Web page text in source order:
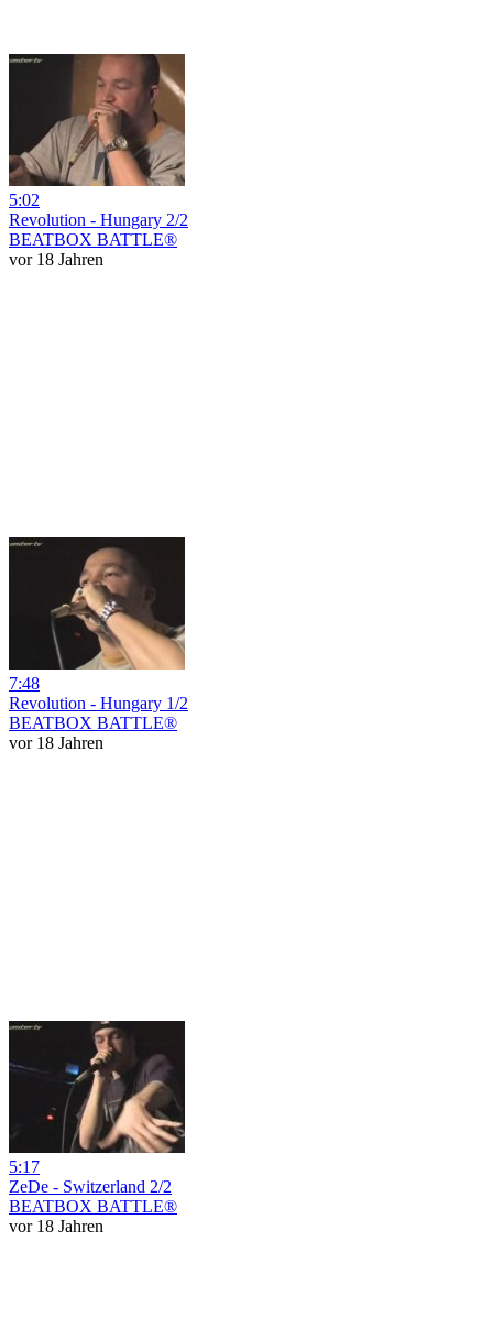
5:02
Revolution - Hungary 2/2
BEATBOX BATTLE®
vor 18 Jahren
7:48
Revolution - Hungary 1/2
BEATBOX BATTLE®
vor 18 Jahren
5:17
ZeDe - Switzerland 2/2
BEATBOX BATTLE®
vor 18 Jahren